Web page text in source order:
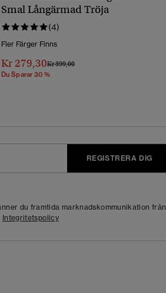
Smal Långärmad Tröja
(4)
Fler Färger Finns
Kr 279,30Pris Reducerat Från
Kr 399,00Till
Du Sparar 30 %
REGISTRERA DIG
du framtida marknadskommunikation från
Integritetspolicy